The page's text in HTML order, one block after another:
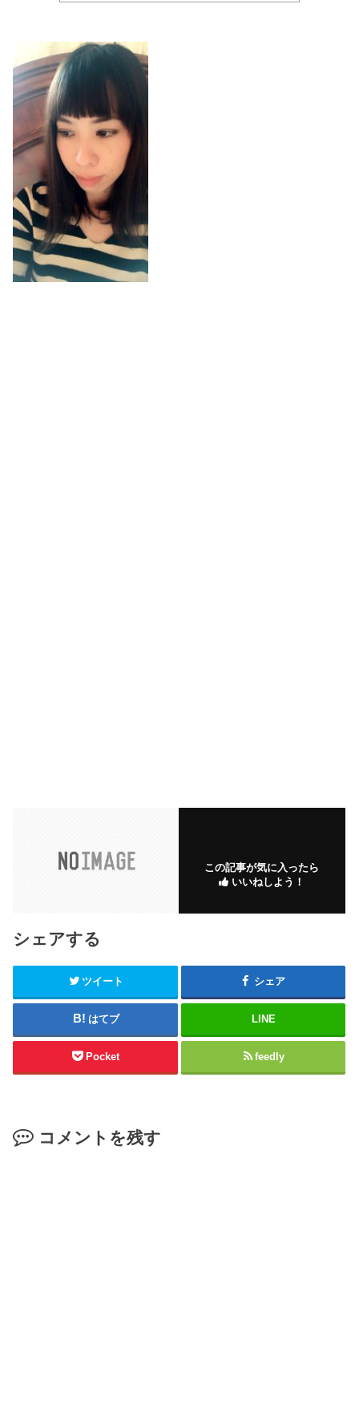
この記事が気に入ったら
いいねしよう！
シェアする
ツイート シェア
はてブ LINE
Pocket feedly
コメントを残す